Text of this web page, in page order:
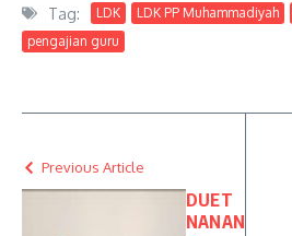
Tag: LDK LDK PP Muhammadiyah
pengajian guru
Previous Article
DUET
NANAN